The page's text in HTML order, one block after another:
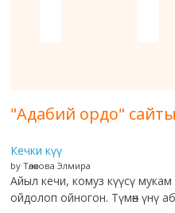
"Адабий ордо"
Кечки күү
by Төлөкова Элмира
Айыл кечи, комуз күүсү
ойдолоп ойногон. Түмөн үнү